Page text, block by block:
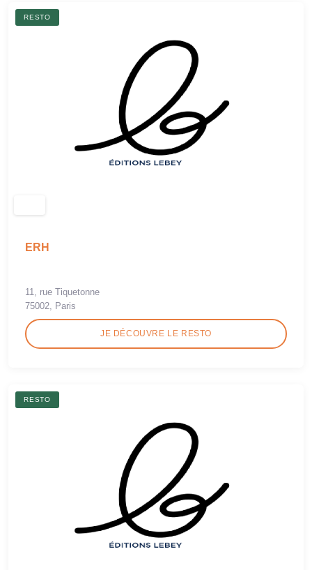
RESTO
ERH
11, rue Tiquetonne
75002, Paris
JE DÉCOUVRE LE RESTO
RESTO